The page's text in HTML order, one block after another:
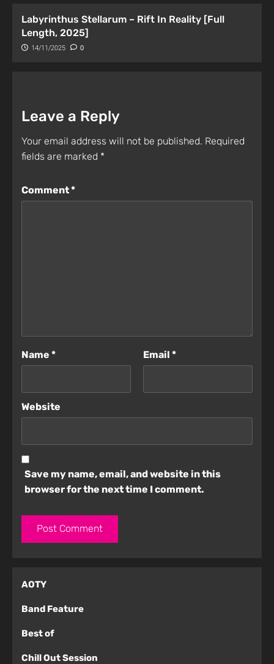
Labyrinthus Stellarum – Rift In Reality [Full
Length, 2025]
14/11/2025 0
Leave a Reply
Your email address will not be published. Required
fields are marked *
Comment*
Name * Email *
Website
Save my name, email, and website in this
browser for the next time I comment.
AOTY
Band Feature
Best of
Chill Out Session